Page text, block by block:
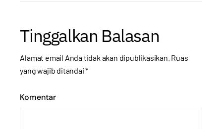
Tinggalkan Balasan
Alamat email Anda tidak akan dipublikasikan. Ruas
yang wajib ditandai*
Komentar